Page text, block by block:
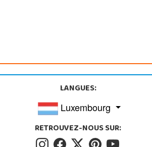
LANGUES:
Luxembourg
RETROUVEZ-NOUS SUR: